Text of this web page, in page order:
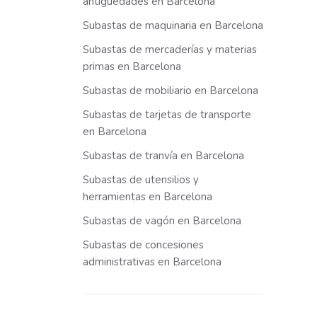
Subastas de maquinaria en Barcelona
Subastas de mercaderías y materias
primas en Barcelona
Subastas de mobiliario en Barcelona
Subastas de tarjetas de transporte
en Barcelona
Subastas de tranvía en Barcelona
Subastas de utensilios y
herramientas en Barcelona
Subastas de vagón en Barcelona
Subastas de concesiones
administrativas en Barcelona